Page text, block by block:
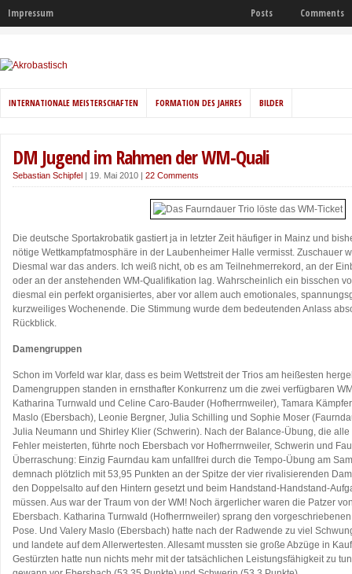
Impressum Comments
Posts
INTERNATIONALE MEISTERSCHAFTEN FORMATION DES JAHRES BILDER
DM Jugend im Rahmen der WM-Quali
Sebastian Schipfel | 19. Mai 2010 | 22 Comments
Die deutsche Sportakrobatik gastiert ja in letzter Zeit häufiger in Mainz und
nötige Wettkampfatmosphäre in der Laubenheimer Halle vermisst. Zuschauer
Diesmal war das anders. Ich weiß nicht, ob es am Teilnehmerrekord, an der
oder an der anstehenden WM-Qualifikation lag. Wahrscheinlich ein bisschen
diesmal ein perfekt organisiertes, aber vor allem auch emotionales,
kurzweiliges Wochenende. Die Stimmung wurde dem bedeutenden Anlass
Rückblick.
Damengruppen
Schon im Vorfeld war klar, dass es beim Wettstreit der Trios am heißesten
Damengruppen standen in ernsthafter Konkurrenz um die zwei verfügbaren
Katharina Turnwald und Celine Caro-Bauder (Hofherrnweiler), Tamara
Maslo (Ebersbach), Leonie Bergner, Julia Schilling und Sophie Moser
Julia Neumann und Shirley Klier (Schwerin). Nach der Balance-Übung, die
Fehler meisterten, führte noch Ebersbach vor Hofherrnweiler, Schwerin und
Überraschung: Einzig Faurndau kam unfallfrei durch die Tempo-Übung am
demnach plötzlich mit 53,95 Punkten an der Spitze der vier rivalisierenden
den Doppelsalto auf den Hintern gesetzt und beim Handstand-Handstand-
müssen. Aus war der Traum von der WM! Noch ärgerlicher waren die Patzer
Ebersbach. Katharina Turnwald (Hofherrnweiler) sprang den
Pose. Und Valery Maslo (Ebersbach) hatte nach der Radwende zu viel
und landete auf dem Allerwertesten. Allesamt mussten sie große Abzüge in
Gestürzten hatte nun nichts mehr mit der tatsächlichen Leistungsfähigkeit zu